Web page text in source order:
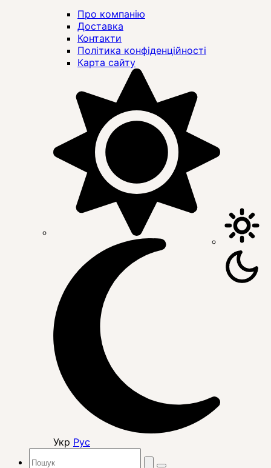
Про компанію
Доставка
Контакти
Політика конфіденційності
Карта сайту
Укр Рус